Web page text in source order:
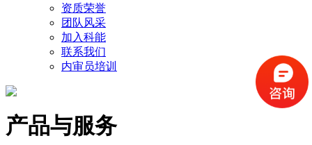
资质荣誉
团队风采
加入科能
联系我们
内审员培训
产品与服务